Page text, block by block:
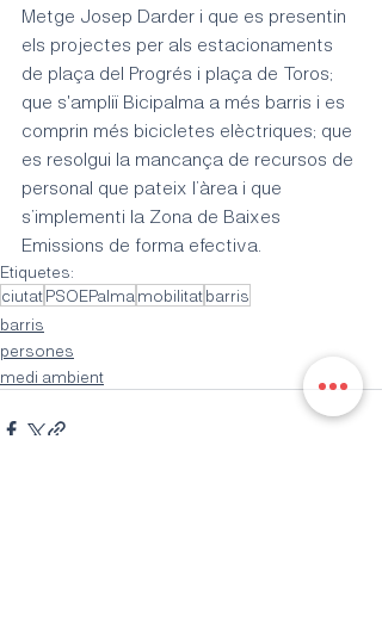
Metge Josep Darder i que es presentin
els projectes per als estacionaments
de plaça del Progrés i plaça de Toros;
que s'ampliï Bicipalma a més barris i es
comprin més bicicletes elèctriques; que
es resolgui la mancança de recursos de
personal que pateix l’àrea i que
s’implementi la Zona de Baixes
Emissions de forma efectiva.
Etiquetes:
ciutatPSOEPalma mobilitatbarris
barris
persones
medi ambient